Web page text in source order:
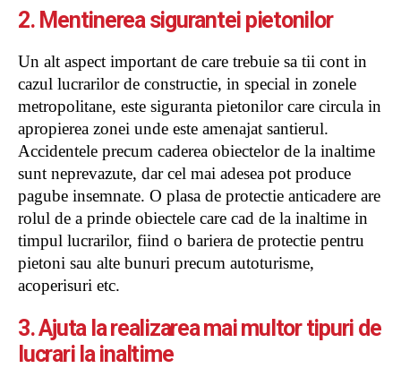
2. Mentinerea sigurantei pietonilor
Un alt aspect important de care trebuie sa tii cont in
cazul lucrarilor de constructie, in special in zonele
metropolitane, este siguranta pietonilor care circula in
apropierea zonei unde este amenajat santierul.
Accidentele precum caderea obiectelor de la inaltime
sunt neprevazute, dar cel mai adesea pot produce
pagube insemnate. O plasa de protectie anticadere are
rolul de a prinde obiectele care cad de la inaltime in
timpul lucrarilor, fiind o bariera de protectie pentru
pietoni sau alte bunuri precum autoturisme,
acoperisuri etc.
3. Ajuta la realizarea mai multor tipuri de
lucrari la inaltime